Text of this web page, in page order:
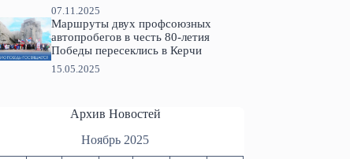
07.11.2025
Маршруты двух профсоюзных
автопробегов в честь 80-летия
Победы пересеклись в Керчи
15.05.2025
Архив Новостей
Ноябрь 2025